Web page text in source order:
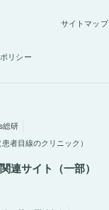
サイトマップ
リシー
総研
者目線のクリニック）
連サイト（一部）